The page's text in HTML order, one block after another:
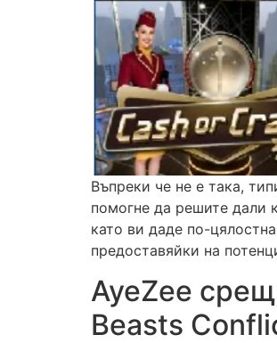
Въпреки че не е така,
помогне да решите дали
като ви даде по-
предоставяйки на
AyeZee
Beasts